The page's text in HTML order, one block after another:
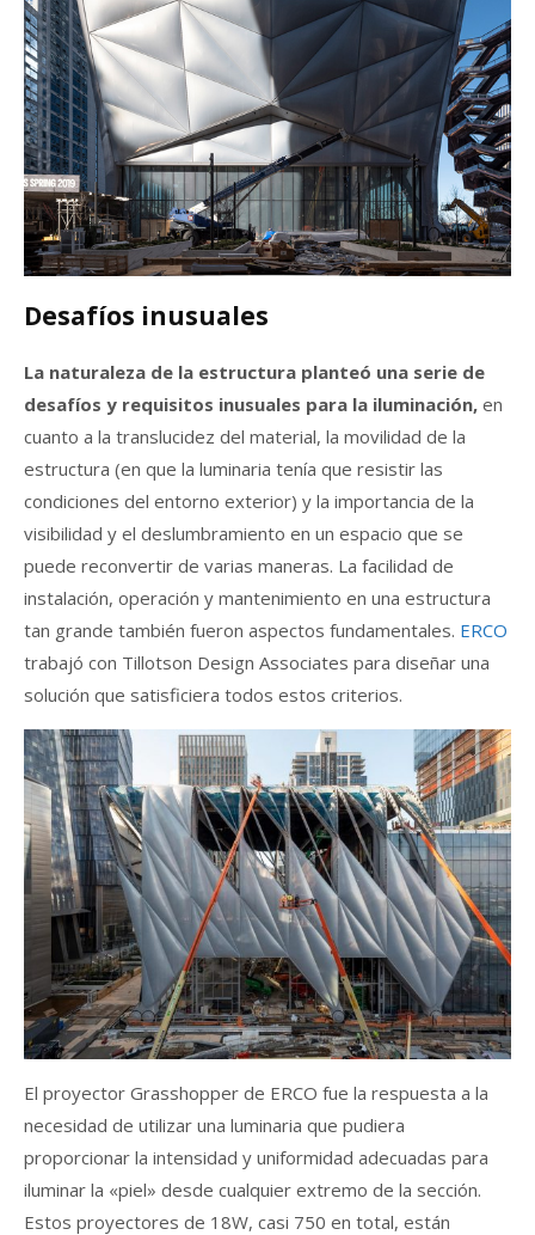
Desafíos inusuales
La naturaleza de la estructura planteó una serie de
desafíos y requisitos inusuales para la iluminación, en
cuanto a la translucidez del material, la movilidad de la
estructura (en que la luminaria tenía que resistir las
condiciones del entorno exterior) y la importancia de la
visibilidad y el deslumbramiento en un espacio que se
puede reconvertir de varias maneras. La facilidad de
instalación, operación y mantenimiento en una estructura
tan grande también fueron aspectos fundamentales. ERCO
trabajó con Tillotson Design Associates para diseñar una
solución que satisficiera todos estos criterios.
El proyector Grasshopper de ERCO fue la respuesta a la
necesidad de utilizar una luminaria que pudiera
proporcionar la intensidad y uniformidad adecuadas para
iluminar la «piel» desde cualquier extremo de la sección.
Estos proyectores de 18W, casi 750 en total, están